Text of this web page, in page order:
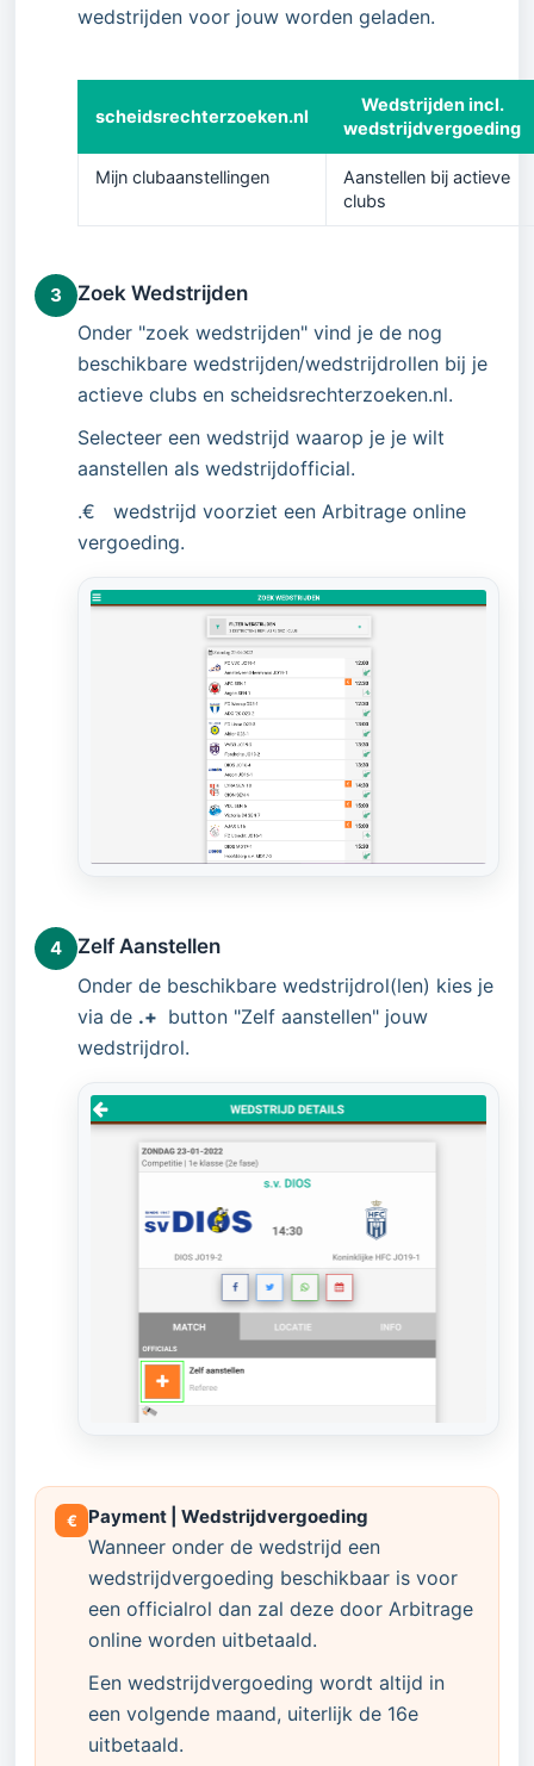
wedstrijden voor jouw worden geladen.
scheidsrechterzoeken.nl
Wedstrijden incl.
wedstrijdvergoeding
Mijn clubaanstellingen
Aanstellen bij actieve
clubs
3
Zoek Wedstrijden
Onder "zoek wedstrijden" vind je de nog
beschikbare wedstrijden/wedstrijdrollen bij je
actieve clubs en scheidsrechterzoeken.nl.
Selecteer een wedstrijd waarop je je wilt
aanstellen als wedstrijdofficial.
.€ wedstrijd voorziet een Arbitrage online
vergoeding.
4
Zelf Aanstellen
Onder de beschikbare wedstrijdrol(len) kies je
via de .+ button "Zelf aanstellen" jouw
wedstrijdrol.
€ Payment | Wedstrijdvergoeding
Wanneer onder de wedstrijd een
wedstrijdvergoeding beschikbaar is voor
een officialrol dan zal deze door Arbitrage
online worden uitbetaald.
Een wedstrijdvergoeding wordt altijd in
een volgende maand, uiterlijk de 16e
uitbetaald.